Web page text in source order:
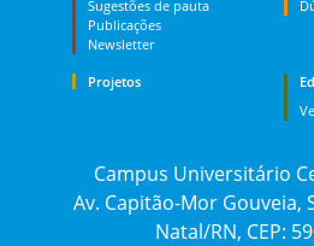
Sugestões de pauta
Publicações
Newsletter
Projetos
Campus Universitário
Av. Capitão-Mor Gouveia,
Natal/RN, CEP: